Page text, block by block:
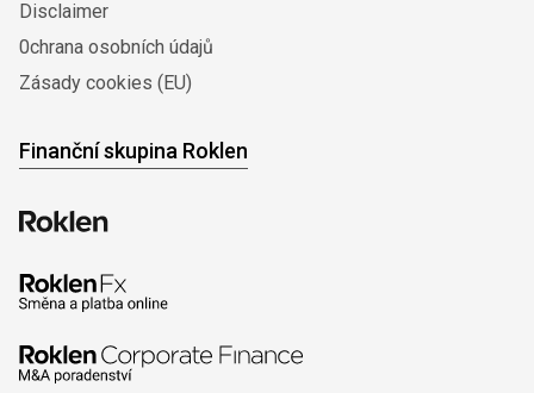
Disclaimer
0chrana osobních údajů
Zásady cookies (EU)
Finanční skupina Roklen